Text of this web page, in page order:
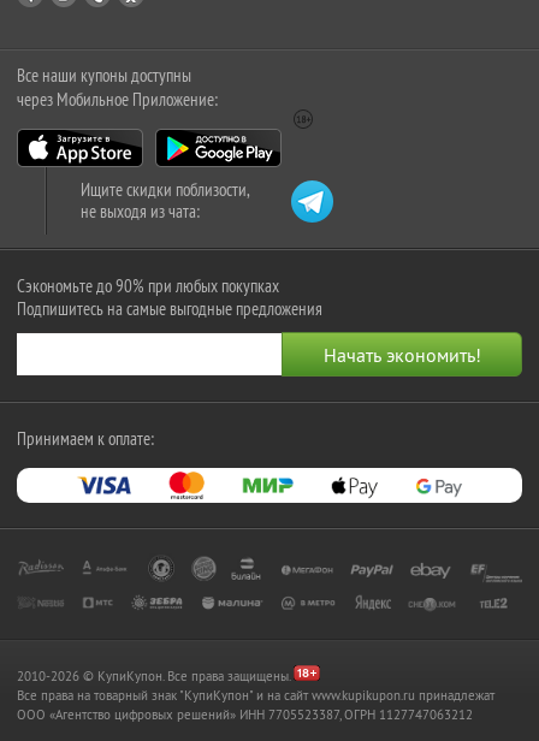
Все наши купоны доступны
через Мобильное Приложение:
Ищите скидки поблизости,
не выходя из чата:
Сэкономьте до 90% при любых покупках
Подпишитесь на самые выгодные предложения
Принимаем к оплате:
2010-2026 © КупиКупон. Все права защищены.
Все права на товарный знак "КупиКупон" и на сайт www.kupikupon.ru принадлежат
OOO «Агентство цифровых решений» ИНН 7705523387, ОГРН 1127747063212